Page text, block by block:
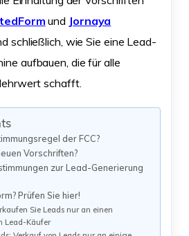
und Jornaya
schließlich, wie Sie eine Lead-
aufbauen, die für alle
schafft.
der FCC?
Vorschriften?
zur Lead-Generierung
Prüfen Sie hier!
Sie Leads nur an einen
Lead-Käufer